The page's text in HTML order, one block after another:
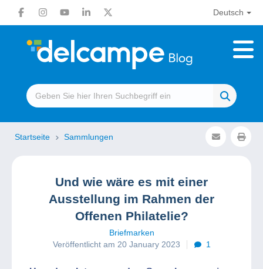
Deutsch
Startseite Sammlungen
Und wie wäre es mit einer
Ausstellung im Rahmen der
Offenen Philatelie?
Briefmarken
Veröffentlicht am 20 January 2023
1